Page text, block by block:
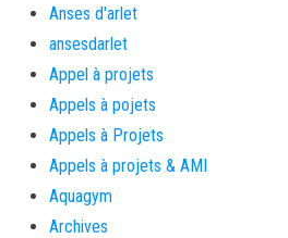
Anses d'arlet
ansesdarlet
Appel à projets
Appels à pojets
Appels à Projets
Appels à projets & AMI
Aquagym
Archives